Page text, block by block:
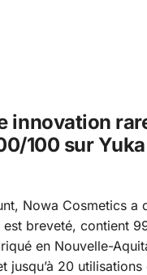
innovation
100 sur
Nowa Cosmetics a
breveté, contient
en Nouvelle-
20 utilisations